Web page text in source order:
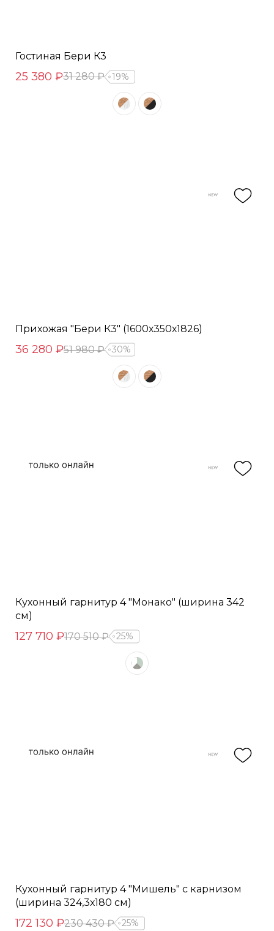
Гостиная Бери К3
25 380 ₽31 280 ₽ 19%
Прихожая "Бери К3" (1600х350х1826)
36 280 ₽51 980 ₽ 30%
Кухонный гарнитур 4 "Монако" (ширина 342
см)
127 710 ₽170 510 ₽ 25%
Кухонный гарнитур 4 "Мишель" с карнизом
(ширина 324,3х180 см)
172 130 ₽230 430 ₽ 25%